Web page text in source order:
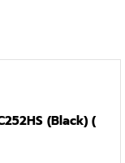
(Black) (